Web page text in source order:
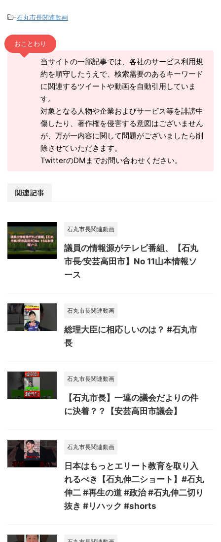
-石丸市長関連動画
おことわり
当サイトの一部記事では、各社のサービス利用規
約を順守したうえで、検索需要のあるキーワード
に関連するツイートや動画を自動引用していま
す。
対象となる人物や企業およびサービス等を誹謗中
傷したり、著作権を侵害する意図はございません
が、万が一内容に関して問題がございましたら削
除させていただきます。
TwitterのDMまでお問い合わせください。
関連記事
石丸市長関連動画
議員の情報源がテレビ番組、【石丸
市長⁄安芸高田市】No 11山本情報ソ
ース
石丸市長関連動画
総理大臣に相応しいのは？ #石丸市
長
石丸市長関連動画
【石丸市長】一連の議会だよりの件
に決着？？【安芸高田市議会】
石丸市長関連動画
日本はもっとエリート教育を取り入
れるべき【石丸伸二ショート】#石丸
伸二 #再生の道 #政治 #石丸伸二切り
抜き #リハック #shorts